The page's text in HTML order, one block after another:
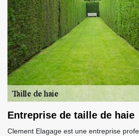
Entreprise de taille de haie
Clement Elagage est une entreprise